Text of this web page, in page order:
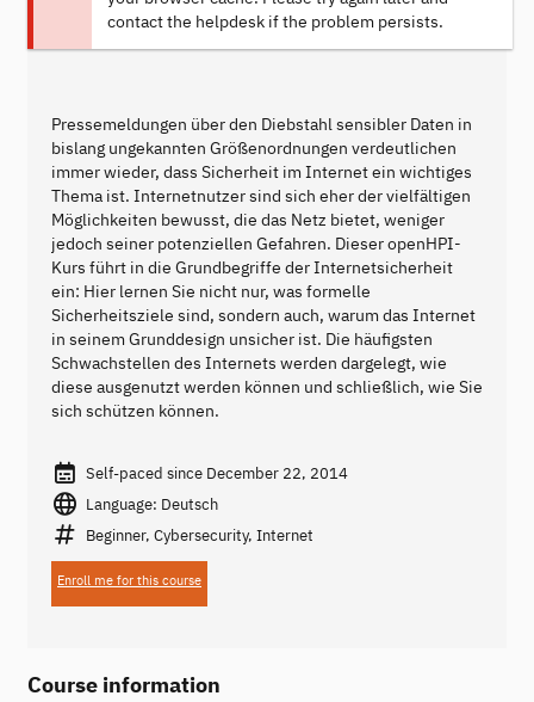
contact the helpdesk if the problem persists.
Pressemeldungen über den Diebstahl sensibler Daten in
bislang ungekannten Größenordnungen verdeutlichen
immer wieder, dass Sicherheit im Internet ein wichtiges
Thema ist. Internetnutzer sind sich eher der vielfältigen
Möglichkeiten bewusst, die das Netz bietet, weniger
jedoch seiner potenziellen Gefahren. Dieser openHPI-
Kurs führt in die Grundbegriffe der Internetsicherheit
ein: Hier lernen Sie nicht nur, was formelle
Sicherheitsziele sind, sondern auch, warum das Internet
in seinem Grunddesign unsicher ist. Die häufigsten
Schwachstellen des Internets werden dargelegt, wie
diese ausgenutzt werden können und schließlich, wie Sie
sich schützen können.
Self-paced since December 22, 2014
Language: Deutsch
Beginner, Cybersecurity, Internet
Enroll me for this course
Course information